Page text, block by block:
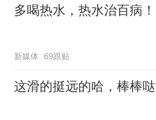
多喝热水，热水治百病！
新媒体 69跟贴
这滑的挺远的哈，棒棒哒